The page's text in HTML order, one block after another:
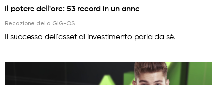
Il potere dell'oro: 53 record in un anno
Redazione della GIG-OS
Il successo dell'asset di investimento parla da sé.